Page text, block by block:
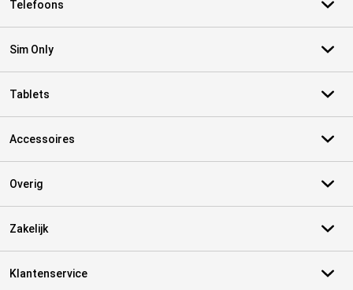
Telefoons
Sim Only
Tablets
Accessoires
Overig
Zakelijk
Klantenservice